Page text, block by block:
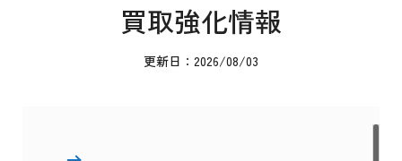
買取強化情報
更新日：2026/08/03